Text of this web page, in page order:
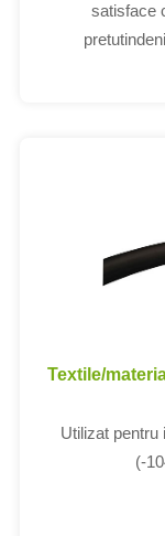
satisface
Textile/
Utilizat
(-